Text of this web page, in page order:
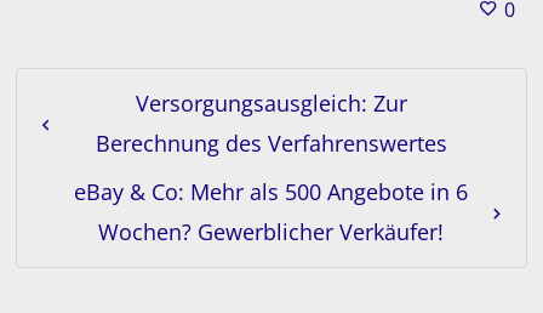
0
Versorgungsausgleich: Zur
Berechnung des Verfahrenswertes
eBay & Co: Mehr als 500 Angebote in 6
Wochen? Gewerblicher Verkäufer!